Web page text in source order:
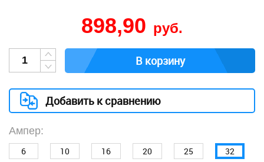
898,90 руб.
В корзину
Добавить к сравнению
Ампер:
6 10 16 20 25 32